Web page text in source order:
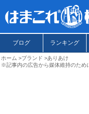
ブログ ランキング
ホーム ブランド
ありあけ
※記事内の広告から媒体維持のため